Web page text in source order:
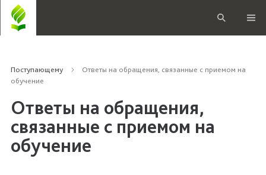
Поступающему
Ответы на обращения, связанные с приемом на
обучение
Ответы на обращения,
связанные с приемом на
обучение